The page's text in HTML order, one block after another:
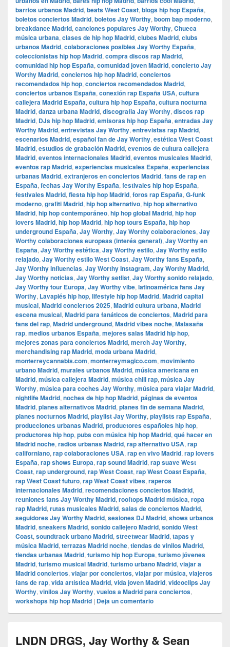
barrios urbanos Madrid, beats West Coast, blogs hip hop España,
boletos conciertos Madrid, boletos Jay Worthy, boom bap moderno,
breakdance Madrid, canciones populares Jay Worthy, Chueca
música urbana, clases de hip hop Madrid, clubes Madrid, clubs
urbanos Madrid, colaboraciones posibles Jay Worthy España,
coleccionistas hip hop Madrid, compra discos rap Madrid,
comunidad hip hop España, comunidad joven Madrid, concierto Jay
Worthy Madrid, conciertos hip hop Madrid, conciertos
recomendados hip hop, conciertos recomendados Madrid,
conciertos urbanos España, conexión rap España USA, cultura
callejera Madrid España, cultura hip hop España, cultura nocturna
Madrid, danza urbana Madrid, discografía Jay Worthy, discos rap
Madrid, DJs hip hop Madrid, emisoras hip hop España, entradas Jay
Worthy Madrid, entrevistas Jay Worthy, entrevistas rap Madrid,
escenarios Madrid, español fan de Jay Worthy, estética West Coast
Madrid, estudios de grabación Madrid, eventos de cultura callejera
Madrid, eventos internacionales Madrid, eventos musicales Madrid,
eventos rap Madrid, experiencias musicales España, experiencias
urbanas Madrid, extranjeros en conciertos Madrid, fans de rap en
España, fechas Jay Worthy España, festivales hip hop España,
festivales Madrid, fiesta hip hop Madrid, foros rap España, G-funk
moderno, grafiti Madrid, hip hop alternativo, hip hop alternativo
Madrid, hip hop contemporáneo, hip hop global Madrid, hip hop
lovers Madrid, hip hop Madrid, hip hop tours España, hip hop
underground España, Jay Worthy, Jay Worthy colaboraciones, Jay
Worthy colaboraciones europeas (interés general), Jay Worthy en
España, Jay Worthy estética, Jay Worthy estilo, Jay Worthy estilo
relajado, Jay Worthy estilo West Coast, Jay Worthy fans España,
Jay Worthy influencias, Jay Worthy Instagram, Jay Worthy Madrid,
Jay Worthy noticias, Jay Worthy setlist, Jay Worthy sonido relajado,
Jay Worthy tour Europa, Jay Worthy vibe, latinoamérica fans Jay
Worthy, Lavapiés hip hop, lifestyle hip hop Madrid, Madrid capital
musical, Madrid conciertos 2025, Madrid cultura urbana, Madrid
escena musical, Madrid para fanáticos de conciertos, Madrid para
fans del rap, Madrid underground, Madrid vibes noche, Malasaña
rap, medios urbanos España, mejores salas Madrid hip hop,
mejores zonas para conciertos Madrid, merch Jay Worthy,
merchandising rap Madrid, moda urbana Madrid,
monterreycannabis.com, monterreymagico.com, movimiento
urbano Madrid, murales urbanos Madrid, música americana en
Madrid, música callejera Madrid, música chill rap, música Jay
Worthy, música para coches Jay Worthy, música para viajar Madrid,
nightlife Madrid, noches de hip hop Madrid, páginas de eventos
Madrid, planes alternativos Madrid, planes fin de semana Madrid,
planes nocturnos Madrid, playlist Jay Worthy, playlists rap España,
producciones urbanas Madrid, productores españoles hip hop,
productores hip hop, pubs con música hip hop Madrid, qué hacer en
Madrid noche, radios urbanas Madrid, rap alternativo USA, rap
californiano, rap colaboraciones USA, rap en vivo Madrid, rap lovers
España, rap shows Europa, rap sound Madrid, rap suave West
Coast, rap underground, rap West Coast, rap West Coast España,
rap West Coast futuro, rap West Coast vibes, raperos
internacionales Madrid, recomendaciones conciertos Madrid,
reuniones fans Jay Worthy Madrid, rooftops Madrid música, ropa
rap Madrid, rutas musicales Madrid, salas de conciertos Madrid,
seguidores Jay Worthy Madrid, sesiones DJ Madrid, shows urbanos
Madrid, sneakers Madrid, sonido callejero Madrid, sonido West
Coast, soundtrack urbano Madrid, streetwear Madrid, tapas y
música Madrid, terrazas Madrid noche, tiendas de vinilos Madrid,
tiendas urbanas Madrid, turismo hip hop Europa, turismo jóvenes
Madrid, turismo musical Madrid, turismo urbano Madrid, viajar a
Madrid conciertos, viajar por conciertos, viajar por música, viajeros
fans de rap, vida artística Madrid, vida joven Madrid, videoclips Jay
Worthy, vinilos Jay Worthy, vuelos a Madrid para conciertos,
workshops hip hop Madrid | Deja un comentario
LNDN DRGS, Jay Worthy & Sean